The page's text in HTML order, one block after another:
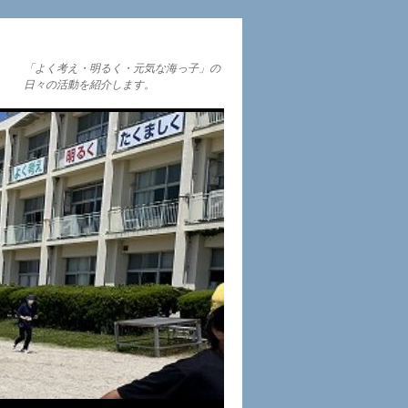
「よく考え・明るく・元気な海っ子」の
日々の活動を紹介します。